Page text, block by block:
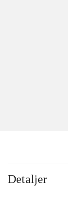
Detaljer